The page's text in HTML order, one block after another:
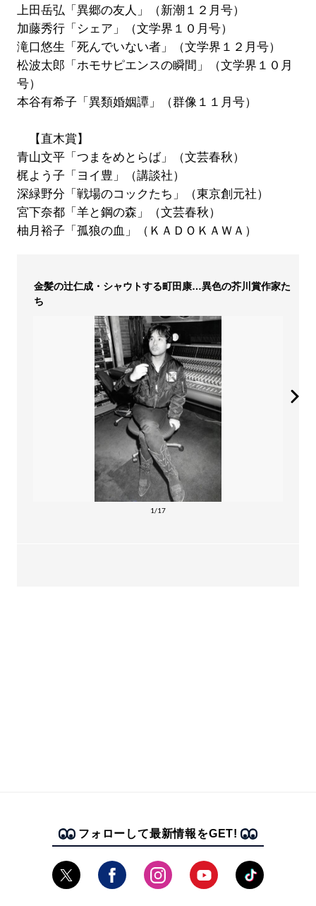
上田岳弘「異郷の友人」（新潮１２月号）
加藤秀行「シェア」（文学界１０月号）
滝口悠生「死んでいない者」（文学界１２月号）
松波太郎「ホモサピエンスの瞬間」（文学界１０月
号）
本谷有希子「異類婚姻譚」（群像１１月号）
【直木賞】
青山文平「つまをめとらば」（文芸春秋）
梶よう子「ヨイ豊」（講談社）
深緑野分「戦場のコックたち」（東京創元社）
宮下奈都「羊と鋼の森」（文芸春秋）
柚月裕子「孤狼の血」（ＫＡＤＯＫＡＷＡ）
金髪の辻仁成・シャウトする町田康…異色の芥川賞作家た
ち
1/17
フォローして最新情報をGET!